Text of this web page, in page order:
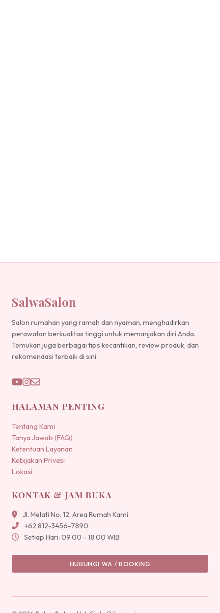
SalwaSalon
Salon rumahan yang ramah dan nyaman, menghadirkan
perawatan berkualitas tinggi untuk memanjakan diri Anda.
Temukan juga berbagai tips kecantikan, review produk, dan
rekomendasi terbaik di sini.
HALAMAN PENTING
Tentang Kami
Tanya Jawab (FAQ)
Ketentuan Layanan
Kebijakan Privasi
Lokasi
KONTAK & JAM BUKA
Jl. Melati No. 12, Area Rumah Kami
+62 812-3456-7890
Setiap Hari: 09.00 - 18.00 WIB
HUBUNGI WA / BOOKING